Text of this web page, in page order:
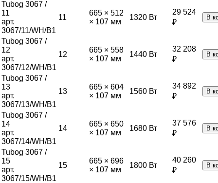
Tubog 3067 /
11
арт.
3067/11/WH/B1
11
665 × 512
× 107 мм
1320 Вт
29 524
₽
В
Tubog 3067 /
12
арт.
3067/12/WH/B1
12
665 × 558
× 107 мм
1440 Вт
32 208
₽
В
Tubog 3067 /
13
арт.
3067/13/WH/B1
13
665 × 604
× 107 мм
1560 Вт
34 892
₽
В
Tubog 3067 /
14
арт.
3067/14/WH/B1
14
665 × 650
× 107 мм
1680 Вт
37 576
₽
В
Tubog 3067 /
15
арт.
3067/15/WH/B1
15
665 × 696
× 107 мм
1800 Вт
40 260
₽
В